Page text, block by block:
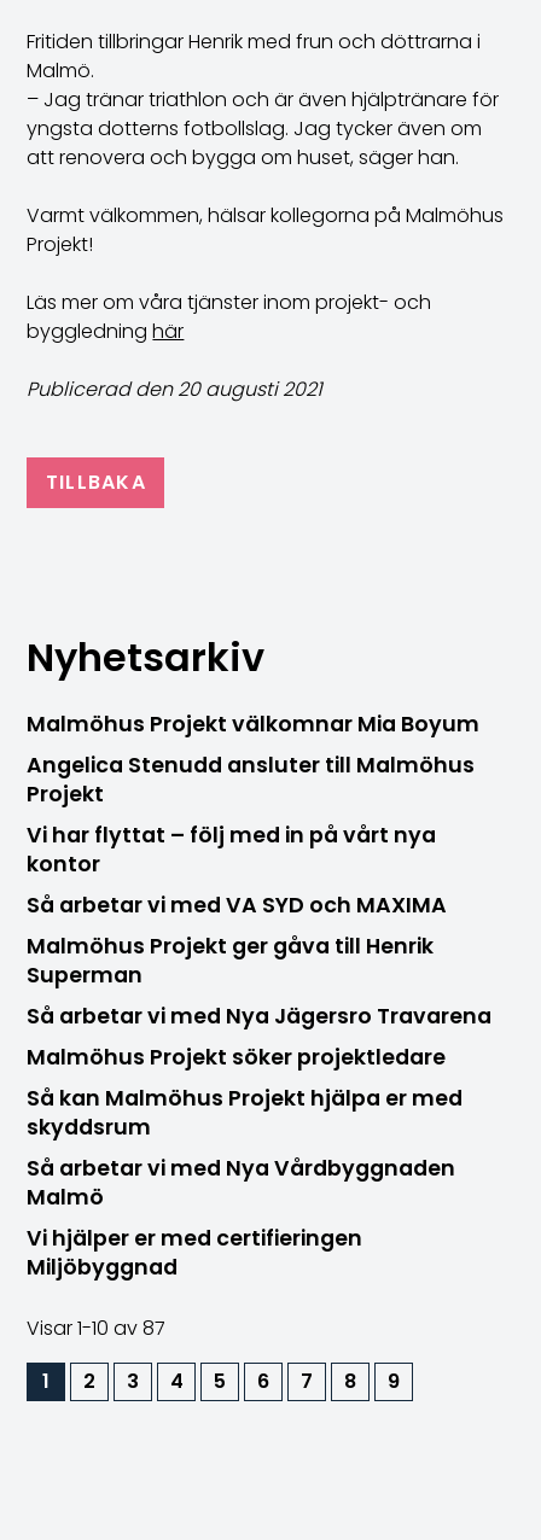
Fritiden tillbringar Henrik med frun och döttrarna i
Malmö.
– Jag tränar triathlon och är även hjälptränare för
yngsta dotterns fotbollslag. Jag tycker även om
att renovera och bygga om huset, säger han.
Varmt välkommen, hälsar kollegorna på Malmöhus
Projekt!
Läs mer om våra tjänster inom projekt- och
byggledninghär
Publicerad den 20 augusti 2021
TILLBAKA
Nyhetsarkiv
Malmöhus Projekt välkomnar Mia Boyum
Angelica Stenudd ansluter till Malmöhus
Projekt
Vi har flyttat – följ med in på vårt nya
kontor
Så arbetar vi med VA SYD och MAXIMA
Malmöhus Projekt ger gåva till Henrik
Superman
Så arbetar vi med Nya Jägersro Travarena
Malmöhus Projekt söker projektledare
Så kan Malmöhus Projekt hjälpa er med
skyddsrum
Så arbetar vi med Nya Vårdbyggnaden
Malmö
Vi hjälper er med certifieringen
Miljöbyggnad
Visar1-10 av 87
1
2 3 4 5 6 7 8 9